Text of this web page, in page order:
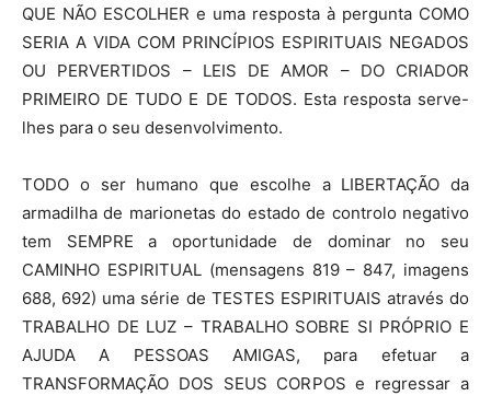
QUE NÃO ESCOLHER e uma resposta à pergunta COMO
SERIA A VIDA COM PRINCÍPIOS ESPIRITUAIS NEGADOS
OU PERVERTIDOS – LEIS DE AMOR – DO CRIADOR
PRIMEIRO DE TUDO E DE TODOS. Esta resposta serve-
lhes para o seu desenvolvimento.
TODO o ser humano que escolhe a LIBERTAÇÃO da
armadilha de marionetas do estado de controlo negativo
tem SEMPRE a oportunidade de dominar no seu
CAMINHO ESPIRITUAL (mensagens 819 – 847, imagens
688, 692) uma série de TESTES ESPIRITUAIS através do
TRABALHO DE LUZ – TRABALHO SOBRE SI PRÓPRIO E
AJUDA A PESSOAS AMIGAS, para efetuar a
TRANSFORMAÇÃO DOS SEUS CORPOS e regressar a